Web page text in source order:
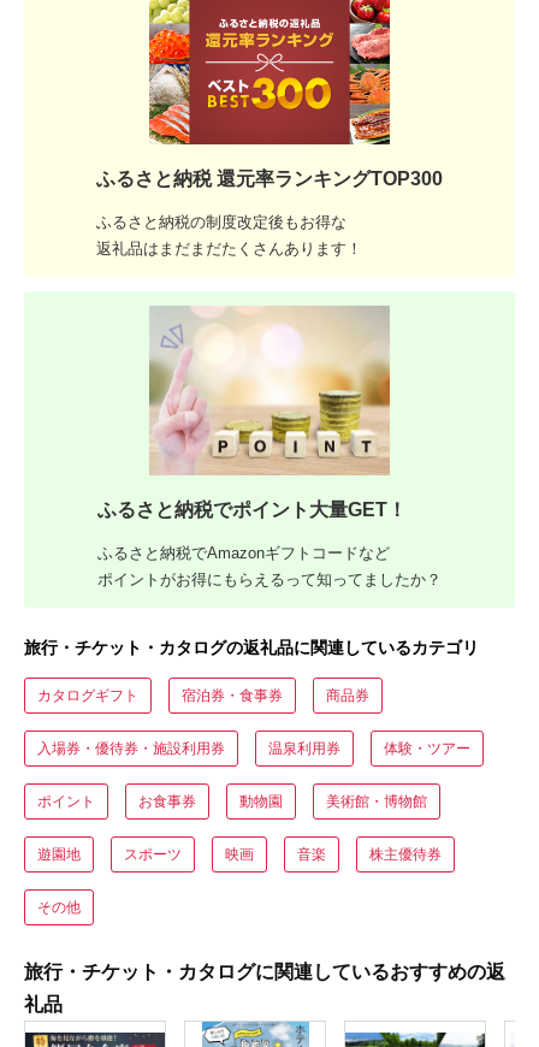
ふるさと納税 還元率ランキングTOP300
ふるさと納税の制度改定後もお得な
返礼品はまだまだたくさんあります！
ふるさと納税でポイント大量GET！
ふるさと納税でAmazonギフトコードなど
ポイントがお得にもらえるって知ってましたか？
旅行・チケット・カタログの返礼品に関連しているカテゴリ
カタログギフト 宿泊券・食事券 商品券
入場券・優待券・施設利用券 温泉利用券 体験・ツアー
ポイント お食事券 動物園 美術館・博物館
遊園地 スポーツ 映画 音楽 株主優待券
その他
旅行・チケット・カタログに関連しているおすすめの返
礼品